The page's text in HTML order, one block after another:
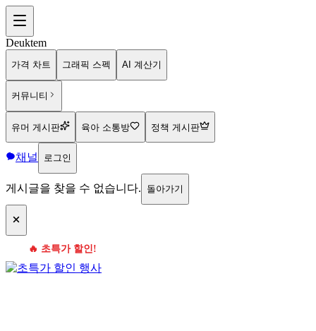
Deuktem
가격 차트 그래픽 스펙 AI 계산기
커뮤니티
유머 게시판 육아 소통방 정책 게시판
채널 로그인
게시글을 찾을 수 없습니다. 돌아가기
🔥 초특가 할인!